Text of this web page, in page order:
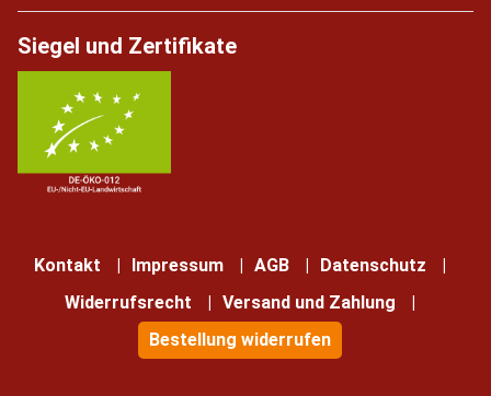
Siegel und Zertifikate
Kontakt Impressum AGB
Datenschutz
Widerrufsrecht
Versand und Zahlung
Bestellung widerrufen